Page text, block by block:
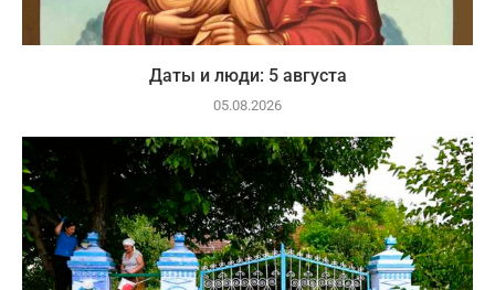
Даты и люди: 5 августа
05.08.2026